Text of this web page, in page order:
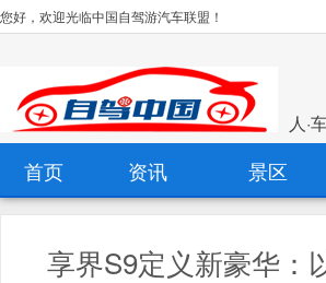
您好，欢迎光临中国自驾游汽车联盟！
人·
首页 资讯 景区
享界S9定义新豪华：